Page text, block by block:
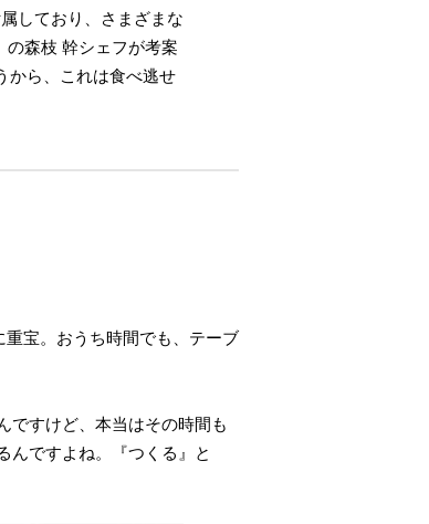
しており、さまざまな
森枝 幹シェフが考案
から、これは食べ逃せ
重宝。おうち時間でも、テーブ
ですけど、本当はその時間も
んですよね。『つくる』と